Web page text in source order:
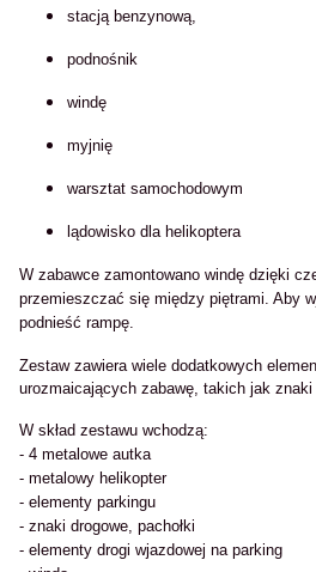
stacją benzynową,
podnośnik
windę
myjnię
warsztat samochodowym
lądowisko dla helikoptera
W zabawce zamontowano windę dzięki
przemieszczać się między piętrami. Aby
podnieść rampę.
Zestaw zawiera wiele dodatkowych
urozmaicających zabawę, takich jak znaki
W skład zestawu wchodzą:
- 4 metalowe autka
- metalowy helikopter
- elementy parkingu
- znaki drogowe, pachołki
- elementy drogi wjazdowej na parking